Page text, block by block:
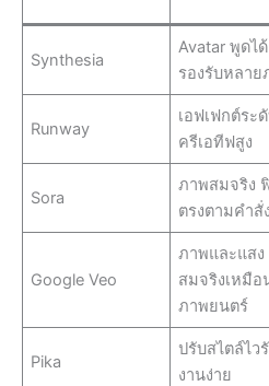
Synthesia
Avatar พูดได้
รองรับหลาย
Runway
เอฟเฟกต์ระ
ครีเอทีฟสูง
Sora
ภาพสมจริง
ตรงตามคำสั่ง
Google Veo
ภาพและแสง
สมจริงเหมือ
ภาพยนตร์
Pika
ปรับสไตล์ไว
งานง่าย